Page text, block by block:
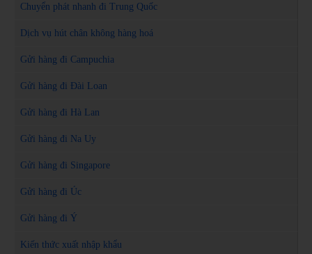
Chuyển phát nhanh đi Trung Quốc
Dịch vụ hút chân không hàng hoá
Gửi hàng đi Campuchia
Gửi hàng đi Đài Loan
Gửi hàng đi Hà Lan
Gửi hàng đi Na Uy
Gửi hàng đi Singapore
Gửi hàng đi Úc
Gửi hàng đi Ý
Kiến thức xuất nhập khẩu